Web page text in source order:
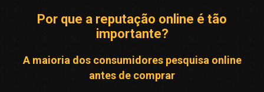
Por que a reputação online é tão
importante?
A maioria dos consumidores pesquisa online
antes de comprar